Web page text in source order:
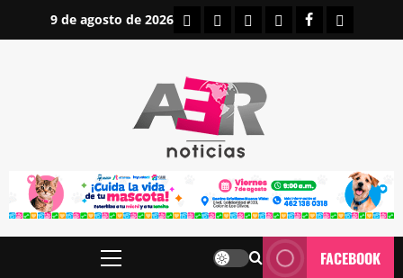
9 de agosto de 2026 INICIOIRAPUATO
ESTATALES
NACIONALES
FACEBOOK
Menú
FACEBOOK